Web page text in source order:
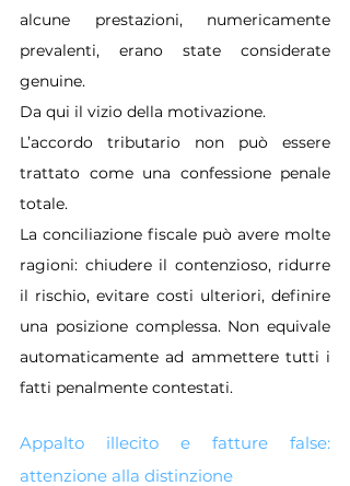
alcune prestazioni, numericamente
prevalenti, erano state considerate
genuine.
Da qui il vizio della motivazione.
L’accordo tributario non può essere
trattato come una confessione penale
totale.
La conciliazione fiscale può avere molte
ragioni: chiudere il contenzioso, ridurre
il rischio, evitare costi ulteriori, definire
una posizione complessa. Non equivale
automaticamente ad ammettere tutti i
fatti penalmente contestati.
Appalto illecito e fatture false:
attenzione alla distinzione